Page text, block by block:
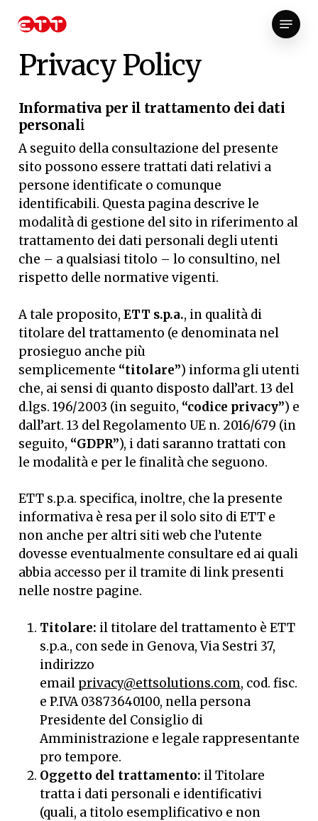
content
Menu
Privacy Policy
Informativa per il trattamento dei dati
personali
A seguito della consultazione del presente
sito possono essere trattati dati relativi a
persone identificate o comunque
identificabili. Questa pagina descrive le
modalità di gestione del sito in riferimento al
trattamento dei dati personali degli utenti
che – a qualsiasi titolo – lo consultino, nel
rispetto delle normative vigenti.
A tale proposito, ETT s.p.a., in qualità di
titolare del trattamento (e denominata nel
prosieguo anche più
semplicemente “titolare”) informa gli utenti
che, ai sensi di quanto disposto dall’art. 13 del
d.lgs. 196/2003 (in seguito, “codice privacy”) e
dall’art. 13 del Regolamento UE n. 2016/679 (in
seguito, “GDPR”), i dati saranno trattati con
le modalità e per le finalità che seguono.
ETT s.p.a. specifica, inoltre, che la presente
informativa è resa per il solo sito di ETT e
non anche per altri siti web che l’utente
dovesse eventualmente consultare ed ai quali
abbia accesso per il tramite di link presenti
nelle nostre pagine.
Titolare: il titolare del trattamento è ETT
s.p.a., con sede in Genova, Via Sestri 37,
indirizzo
email privacy@ettsolutions.com, cod. fisc.
e P.IVA 03873640100, nella persona
Presidente del Consiglio di
Amministrazione e legale rappresentante
pro tempore.
Oggetto del trattamento: il Titolare
tratta i dati personali e identificativi
(quali, a titolo esemplificativo e non